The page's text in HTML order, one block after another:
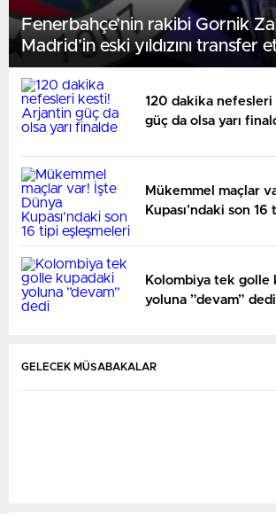
Fenerbahçe’nin rakibi Gornik
Madrid’in eski yıldızını transfer
120 dakika
güç da olsa yarı
Mükemmel maçlar
Kupası’ndaki son
Kolombiya tek golle
yoluna ”devam” dedi
GELECEK MÜSABAKALAR